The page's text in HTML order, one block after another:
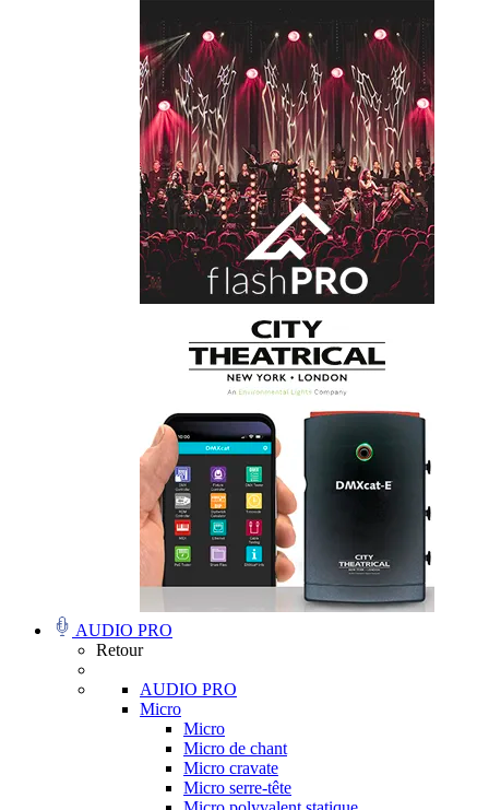
AUDIO PRO
Retour
AUDIO PRO
Micro
Micro
Micro de chant
Micro cravate
Micro serre-tête